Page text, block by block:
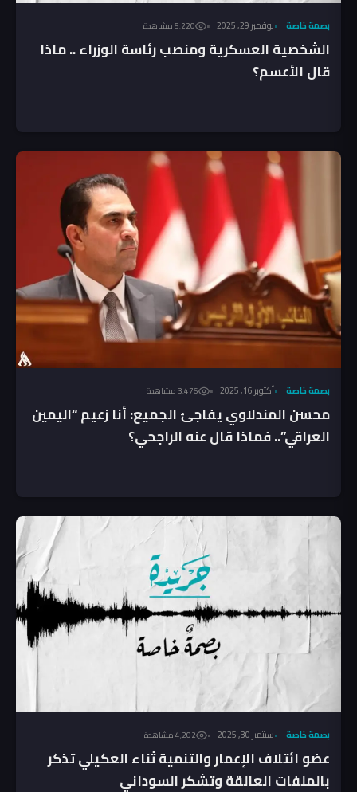
بصمة خاصة نوفمبر 29, 2025 5٬220 مشاهدة
الشخصية العسكرية ومنصب رئاسة الوزراء .. ماذا
قال الأعسم؟
بصمة خاصة أكتوبر 16, 2025 3٬476 مشاهدة
محسن المندلاوي يفاجئ الجميع: أنا زعيم “اليمين
العراقي”.. فماذا قال عنه الراجحي؟
بصمة خاصة سبتمبر 30, 2025 4٬202 مشاهدة
عضو ائتلاف الإعمار والتنمية ثناء العكيلي تذكر
بالملفات العالقة وتشكر السوداني